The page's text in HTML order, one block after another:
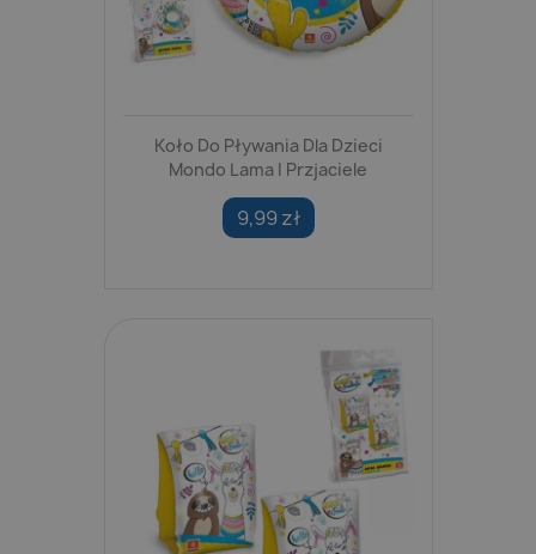
Koło Do Pływania Dla Dzieci
Mondo Lama I Przjaciele
9,99 zł